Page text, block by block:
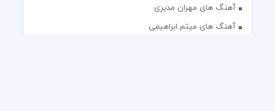
آهنگ های مهران مدیری
آهنگ های میثم ابراهیمی